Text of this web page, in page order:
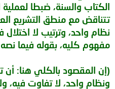
الكتاب والسنة، ضبطا لعملية
تتناقض مع منطق التشريع
نظام واحد، وترتيب لا
مفهوم كليه، بقوله فيما
(إن المقصود بالكلي هنا: أن
ونظام واحد، لا تفاوت فيه،